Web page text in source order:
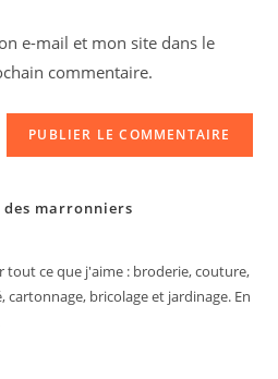
e-mail et mon site dans le
commentaire.
marronniers
tout ce que j'aime : broderie, couture,
bricolage et jardinage. En